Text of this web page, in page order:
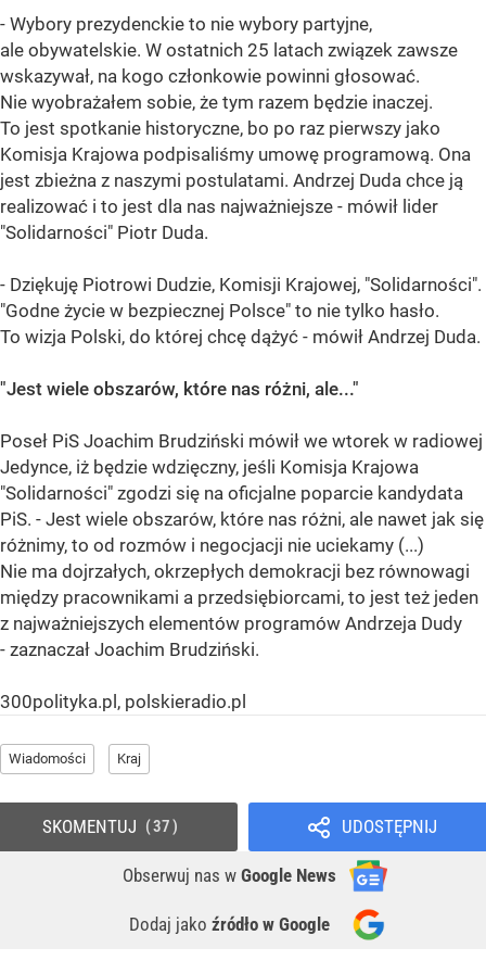
- Wybory prezydenckie to nie wybory partyjne,
ale obywatelskie. W ostatnich 25 latach związek zawsze
wskazywał, na kogo członkowie powinni głosować.
Nie wyobrażałem sobie, że tym razem będzie inaczej.
To jest spotkanie historyczne, bo po raz pierwszy jako
Komisja Krajowa podpisaliśmy umowę programową. Ona
jest zbieżna z naszymi postulatami. Andrzej Duda chce ją
realizować i to jest dla nas najważniejsze - mówił lider
"Solidarności" Piotr Duda.
- Dziękuję Piotrowi Dudzie, Komisji Krajowej, "Solidarności".
"Godne życie w bezpiecznej Polsce" to nie tylko hasło.
To wizja Polski, do której chcę dążyć - mówił Andrzej Duda.
"Jest wiele obszarów, które nas różni, ale..."
Poseł PiS Joachim Brudziński mówił we wtorek w radiowej
Jedynce, iż będzie wdzięczny, jeśli Komisja Krajowa
"Solidarności" zgodzi się na oficjalne poparcie kandydata
PiS. - Jest wiele obszarów, które nas różni, ale nawet jak się
różnimy, to od rozmów i negocjacji nie uciekamy (...)
Nie ma dojrzałych, okrzepłych demokracji bez równowagi
między pracownikami a przedsiębiorcami, to jest też jeden
z najważniejszych elementów programów Andrzeja Dudy
- zaznaczał Joachim Brudziński.
300polityka.pl, polskieradio.pl
Wiadomości Kraj
UDOSTĘPNIJ
Obserwuj nas w Google News
Dodaj jako źródło w Google
SKOMENTUJ 37